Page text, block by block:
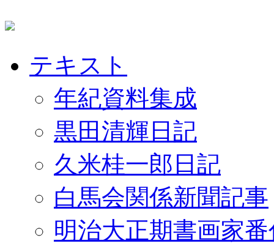
テキスト
年紀資料集成
黒田清輝日記
久米桂一郎日記
白馬会関係新聞記事
明治大正期書画家